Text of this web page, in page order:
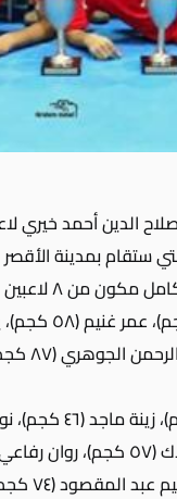
الدين أحمد خيري
الأقصر في الفترة من 17 و
على النحو التالي: